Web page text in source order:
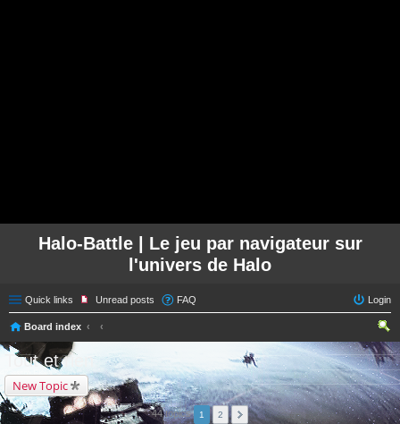
Halo-Battle | Le jeu par navigateur sur
l'univers de Halo
Quick links Unread posts FAQ Login
Board index
ear
ch
Tout et rien
New Topic
44 topics 1 2